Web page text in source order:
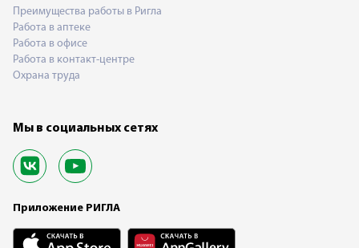
Преимущества работы в Ригла
Работа в аптеке
Работа в офисе
Работа в контакт-центре
Охрана труда
Мы в социальных сетях
Приложение РИГЛА